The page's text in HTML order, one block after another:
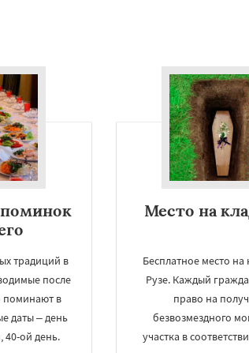
традиций в
после
поминают в
даты – день
40-ой день.
Место на
Бесплатное место
Рузе. Каждый
право на
безвозмездного
участка в